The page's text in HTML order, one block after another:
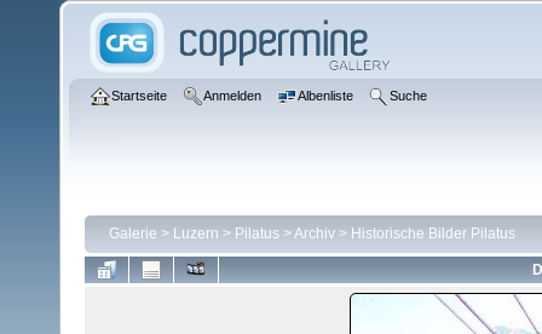
Startseite Anmelden Albenliste Suche
Galerie > Luzern > Pilatus >Archiv > Historische Bilder Pilatus